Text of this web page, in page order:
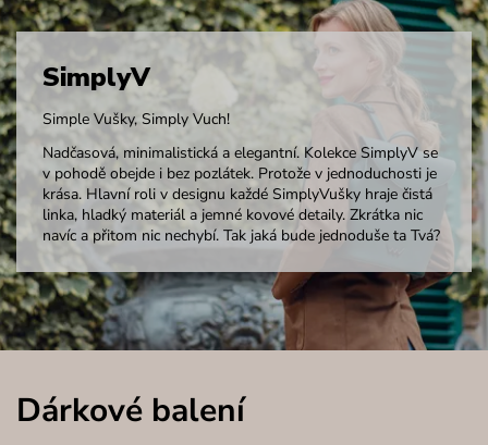
SimplyV
Simple Vušky, Simply Vuch!
Nadčasová, minimalistická a elegantní. Kolekce SimplyV se
v pohodě obejde i bez pozlátek. Protože v jednoduchosti je
krása. Hlavní roli v designu každé SimplyVušky hraje čistá
linka, hladký materiál a jemné kovové detaily. Zkrátka nic
navíc a přitom nic nechybí. Tak jaká bude jednoduše ta Tvá?
Dárkové balení